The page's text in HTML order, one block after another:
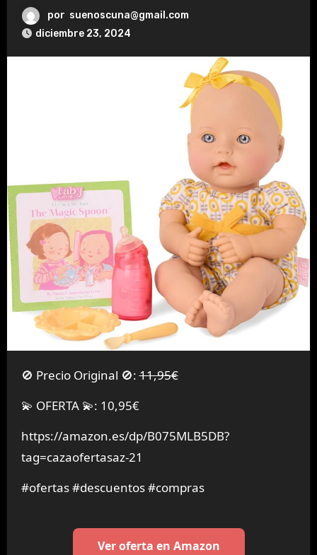
por suenoscuna@gmail.com
diciembre 23, 2024
🚫 Precio Original 🚫:11,95€
💫 OFERTA 💫: 10,95€
https://amazon.es/dp/B075MLB5DB?
tag=cazaofertasaz-21
#ofertas #descuentos #compras
Ver oferta en Amazon